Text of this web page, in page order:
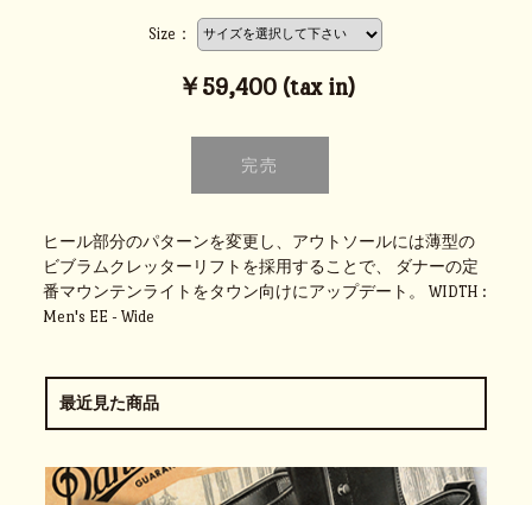
Size：
￥59,400 (tax in)
ヒール部分のパターンを変更し、アウトソールには薄型の
ビブラムクレッターリフトを採用することで、 ダナーの定
番マウンテンライトをタウン向けにアップデート。 WIDTH :
Men's EE - Wide
最近見た商品